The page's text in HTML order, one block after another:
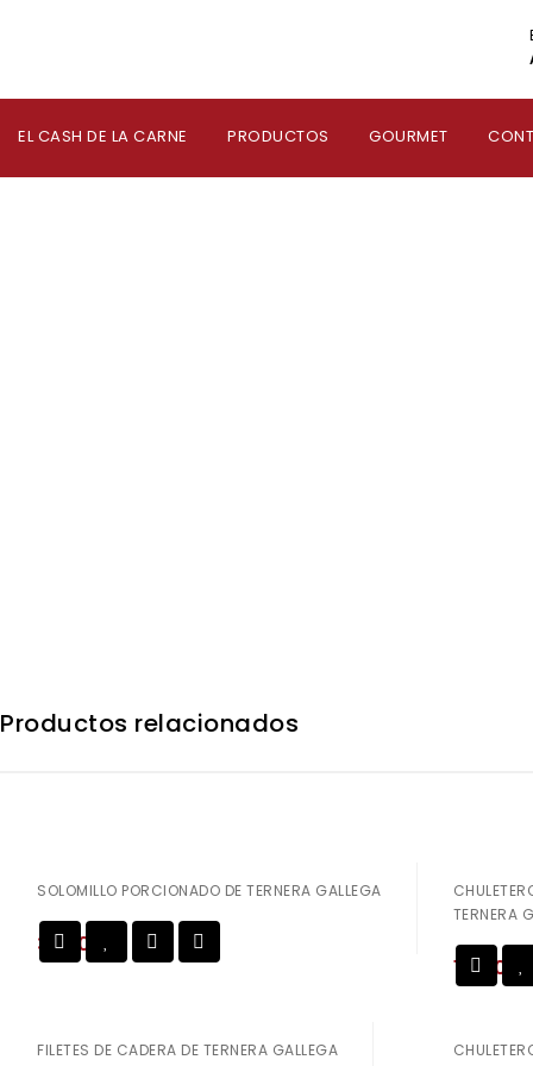
EL CASH DE LA CARNE PRODUCTOS GOURMET
Productos relacionados
SOLOMILLO PORCIONADO DE TERNERA GALLEGA
31,50 €
TERNERA
19,50 €
FILETES DE CADERA DE TERNERA GALLEGA